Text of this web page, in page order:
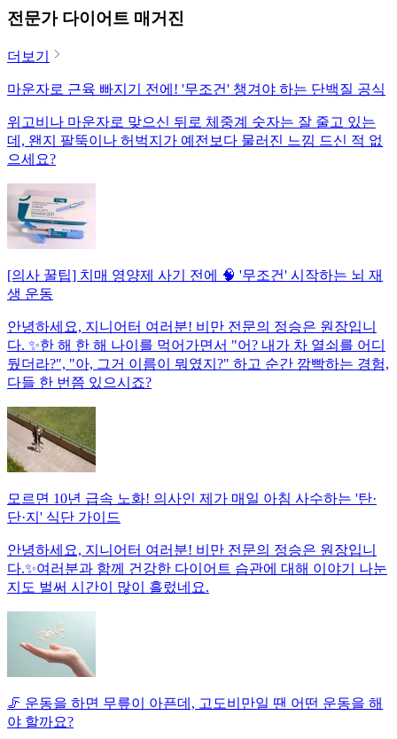
전문가 다이어트 매거진
더보기
마운자로 근육 빠지기 전에! '무조건' 챙겨야 하는 단백질 공식
위고비나 마운자로 맞으신 뒤로 체중계 숫자는 잘 줄고 있는
데, 왠지 팔뚝이나 허벅지가 예전보다 물러진 느낌 드신 적 없
으세요?
[의사 꿀팁] 치매 영양제 사기 전에 🧠 '무조건' 시작하는 뇌 재
생 운동
안녕하세요, 지니어터 여러분! 비만 전문의 정승은 원장입니
다. ✨한 해 한 해 나이를 먹어가면서 "어? 내가 차 열쇠를 어디
뒀더라?", "아, 그거 이름이 뭐였지?" 하고 순간 깜빡하는 경험,
다들 한 번쯤 있으시죠?
모르면 10년 급속 노화! 의사인 제가 매일 아침 사수하는 '탄·
단·지' 식단 가이드
안녕하세요, 지니어터 여러분! 비만 전문의 정승은 원장입니
다.✨여러분과 함께 건강한 다이어트 습관에 대해 이야기 나눈
지도 벌써 시간이 많이 흘렀네요.
🦵 운동을 하면 무릎이 아픈데, 고도비만일 땐 어떤 운동을 해
야 할까요?